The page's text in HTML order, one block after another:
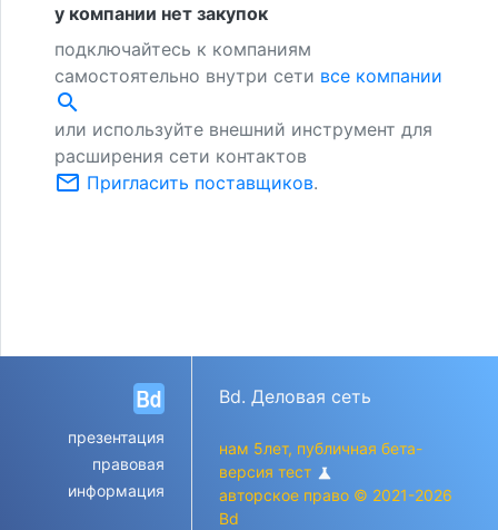
у компании нет закупок
подключайтесь к компаниям
самостоятельно внутри сети все компании
search
или используйте внешний инструмент для
расширения сети контактов
mail_outline Пригласить поставщиков.
презентация
правовая
информация
Bd. Деловая сеть
нам 5лет, публичная бета-
версия тест science
авторское право © 2021-2026
Bd